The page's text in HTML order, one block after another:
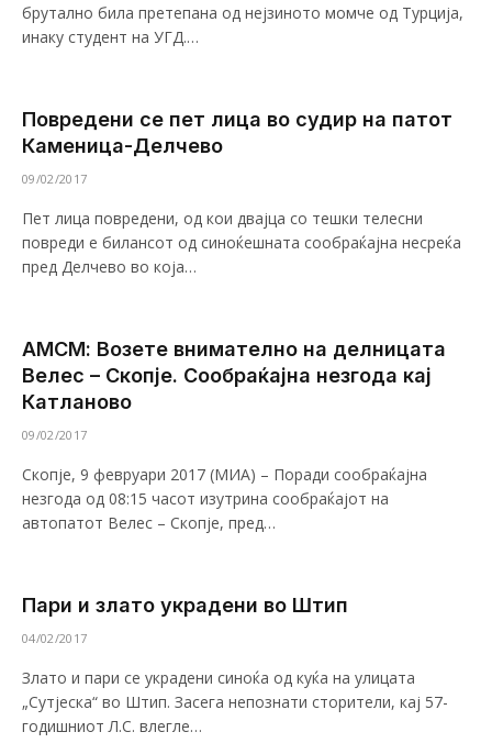
брутално била претепана од нејзиното момче од Турција,
инаку студент на УГД.…
Повредени се пет лица во судир на патот
Каменица-Делчево
09/02/2017
Пет лица повредени, од кои двајца со тешки телесни
повреди е билансот од синоќешната сообраќајна несреќа
пред Делчево во која…
АМСМ: Возете внимателно на делницата
Велес – Скопје. Сообраќајна незгода кај
Катланово
09/02/2017
Скопје, 9 февруари 2017 (МИА) – Поради сообраќајна
незгода од 08:15 часот изутрина сообраќајот на
автопатот Велес – Скопје, пред…
Пари и злато украдени во Штип
04/02/2017
Злато и пари се украдени синоќа од куќа на улицата
„Сутјеска“ во Штип. Засега непознати сторители, кај 57-
годишниот Л.С. влегле…